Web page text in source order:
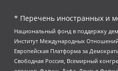
* Перечень иностранных и
Национальный фонд в поддержку
Институт Международных
Европейская Платформа за
Свободная Россия, Всемирный